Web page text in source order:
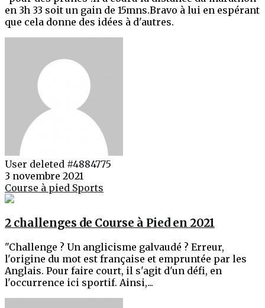
en 3h 33 soit un gain de 15mns.Bravo à lui en espérant
que cela donne des idées à d'autres.
User deleted #4884775
3 novembre 2021
Course à pied Sports
2 challenges de Course à Pied en 2021
"Challenge ? Un anglicisme galvaudé ? Erreur,
l'origine du mot est française et empruntée par les
Anglais. Pour faire court, il s'agit d'un défi, en
l'occurrence ici sportif. Ainsi,...